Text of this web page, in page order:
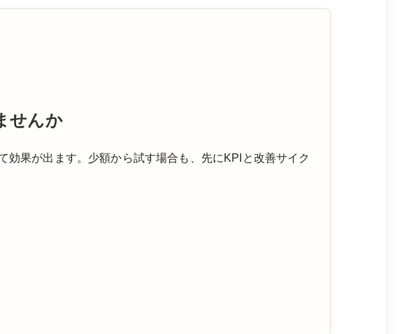
せんか
果が出ます。少額から試す場合も、先にKPIと改善サイク